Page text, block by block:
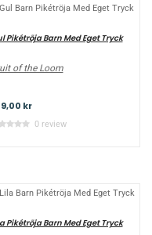
Pikétröja Barn Med Eget Tryck
of the Loom
kr
0 review
Pikétröja Barn Med Eget Tryck